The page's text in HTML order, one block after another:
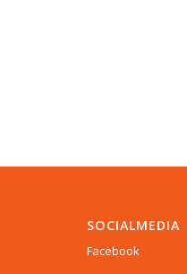
SOCIALMEDIA
Facebook